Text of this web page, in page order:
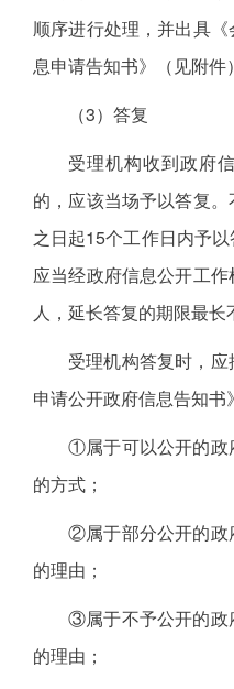
顺序进行处理，并出具
息申请告知书》（见附件
（3）答复
受理机构收到政府
的，应该当场予以答复
之日起15个工作日内予
应当经政府信息公开工
人，延长答复的期限最长
受理机构答复时，
申请公开政府信息告知书
①属于可以公开的政
的方式；
②属于部分公开的政
的理由；
③属于不予公开的政
的理由；